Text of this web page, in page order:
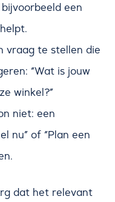
een
vraag te stellen die
“Wat is jouw
winkel?”
niet: een
nu” of “Plan een
dat het relevant